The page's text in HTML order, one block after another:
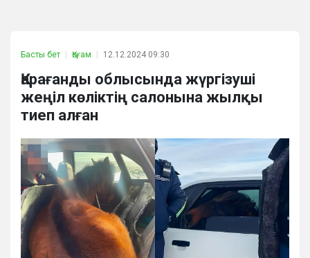
Басты бет Қоғам 12.12.2024 09:30
Қарағанды облысында жүргізуші
жеңіл көліктің салонына жылқы
тиеп алған